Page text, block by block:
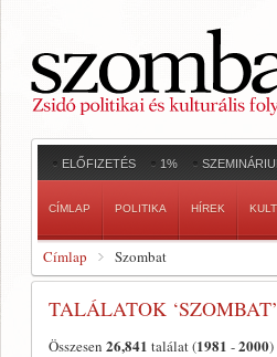
ELŐFIZETÉS 1%
CÍMLAP POLITIKA HÍREK
Címlap Szombat
TALÁLATOK ‘SZOMBAT’
Összesen 26,841 találat (1981 -2000)